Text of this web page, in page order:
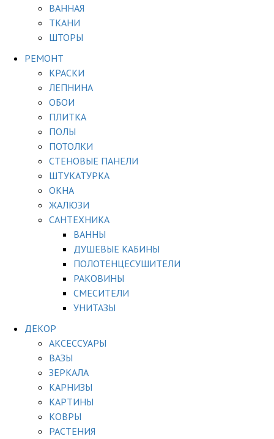
ВАННАЯ
ТКАНИ
ШТОРЫ
РЕМОНТ
КРАСКИ
ЛЕПНИНА
ОБОИ
ПЛИТКА
ПОЛЫ
ПОТОЛКИ
СТЕНОВЫЕ ПАНЕЛИ
ШТУКАТУРКА
ОКНА
ЖАЛЮЗИ
САНТЕХНИКА
ВАННЫ
ДУШЕВЫЕ КАБИНЫ
ПОЛОТЕНЦЕСУШИТЕЛИ
РАКОВИНЫ
СМЕСИТЕЛИ
УНИТАЗЫ
ДЕКОР
АКСЕССУАРЫ
ВАЗЫ
ЗЕРКАЛА
КАРНИЗЫ
КАРТИНЫ
КОВРЫ
РАСТЕНИЯ